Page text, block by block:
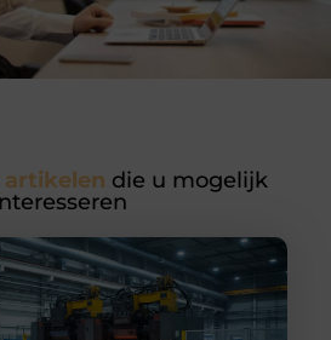
artikelen die u mogelijk